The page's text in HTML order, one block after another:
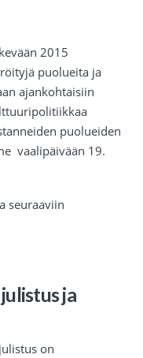
2015
puolueita ja
ajankohtaisiin
puolueiden
vaalipäivään 19.
seuraaviin
ja
on